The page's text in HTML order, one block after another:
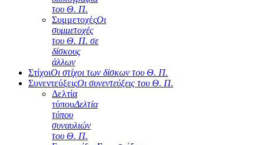
του Θ. Π.
ΣυμμετοχέςΟι
συμμετοχές
του Θ. Π. σε
δίσκους
άλλων
ΣτίχοιΟι στίχοι των δίσκων του Θ. Π.
ΣυνεντεύξειςΟι συνεντεύξεις του Θ. Π.
Δελτία
τύπουΔελτία
τύπου
συναυλιών
του Θ. Π.